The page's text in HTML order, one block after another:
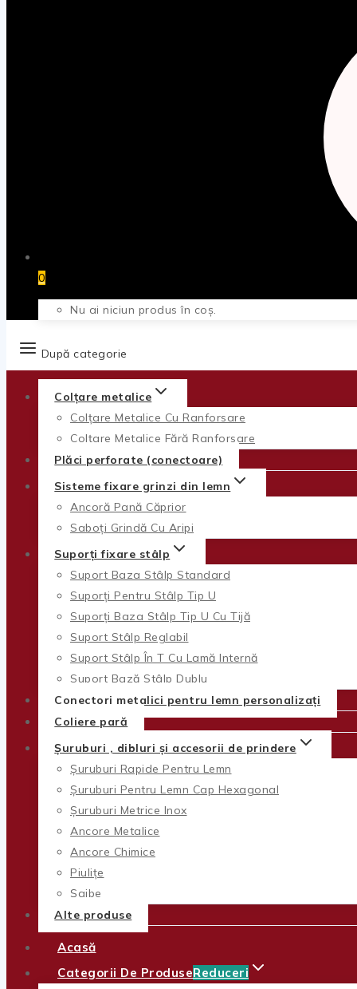
0
Nu ai niciun produs în coș.
După categorie
Colțare metalice
Colțare Metalice Cu Ranforsare
Colțare Metalice Fără Ranforsare
Plăci perforate (conectoare)
Sisteme fixare grinzi din lemn
Ancoră Pană Căprior
Saboți Grindă Cu Aripi
Suporți fixare stâlp
Suport Baza Stâlp Standard
Suporți Pentru Stâlp Tip U
Suporți Baza Stâlp Tip U Cu Tijă
Suport Stâlp Reglabil
Suport Stâlp În T Cu Lamă Internă
Suport Bază Stâlp Dublu
Conectori metalici pentru lemn personalizați
Coliere pară
Șuruburi , dibluri și accesorii de prindere
Șuruburi Rapide Pentru Lemn
Șuruburi Pentru Lemn Cap Hexagonal
Șuruburi Metrice Inox
Ancore Metalice
Ancore Chimice
Piulițe
Șaibe
Alte produse
Acasă
Categorii De ProduseReduceri